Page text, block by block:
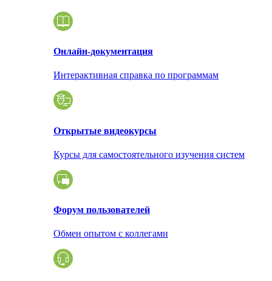
Онлайн-документация
Интерактивная справка по программам
Открытые видеокурсы
Курсы для самостоятельного изучения систем
Форум пользователей
Обмен опытом с коллегами